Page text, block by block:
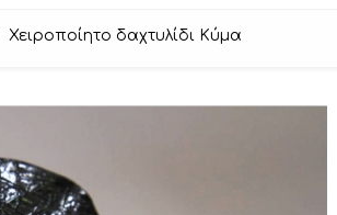
Χειροποίητο δαχτυλίδι Κύμα